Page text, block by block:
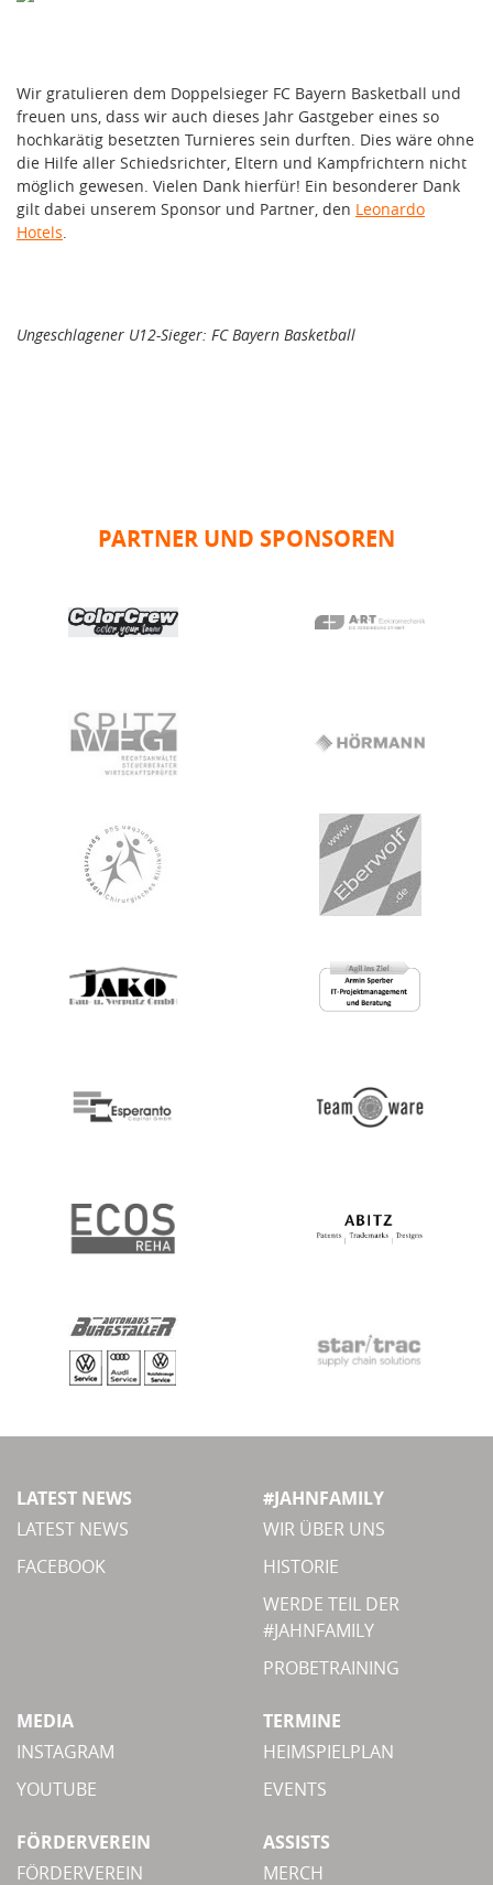
Wir gratulieren dem Doppelsieger FC Bayern Basketball und
freuen uns, dass wir auch dieses Jahr Gastgeber eines so
hochkarätig besetzten Turnieres sein durften. Dies wäre ohne
die Hilfe aller Schiedsrichter, Eltern und Kampfrichtern nicht
möglich gewesen. Vielen Dank hierfür! Ein besonderer Dank
gilt dabei unserem Sponsor und Partner, den Leonardo
Hotels.
Ungeschlagener U12-Sieger: FC Bayern Basketball
PARTNER UND SPONSOREN
LATEST NEWS
LATEST NEWS
FACEBOOK
#JAHNFAMILY
WIR ÜBER UNS
HISTORIE
WERDE TEIL DER
#JAHNFAMILY
PROBETRAINING
MEDIA
INSTAGRAM
YOUTUBE
TERMINE
HEIMSPIELPLAN
EVENTS
FÖRDERVEREIN
FÖRDERVEREIN
ASSISTS
MERCH